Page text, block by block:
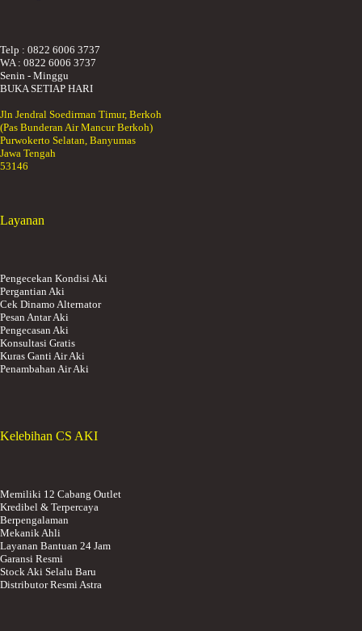
Telp : 0822 6006 3737
WA : 0822 6006 3737
Senin - Minggu
BUKA SETIAP HARI
Jln Jendral Soedirman Timur, Berkoh
(Pas Bunderan Air Mancur Berkoh)
Purwokerto Selatan, Banyumas
Jawa Tengah
53146
Layanan
Pengecekan Kondisi Aki
Pergantian Aki
Cek Dinamo Alternator
Pesan Antar Aki
Pengecasan Aki
Konsultasi Gratis
Kuras Ganti Air Aki
Penambahan Air Aki
Kelebihan CS AKI
Memiliki 12 Cabang Outlet
Kredibel & Terpercaya
Berpengalaman
Mekanik Ahli
Layanan Bantuan 24 Jam
Garansi Resmi
Stock Aki Selalu Baru
Distributor Resmi Astra